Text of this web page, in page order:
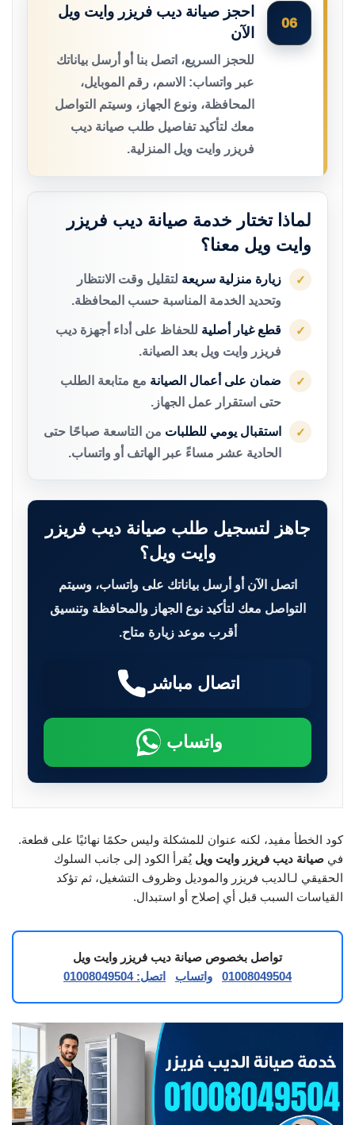
06
احجز صيانة ديب فريزر وايت ويل
الآن
للحجز السريع، اتصل بنا أو أرسل بياناتك
عبر واتساب: الاسم، رقم الموبايل،
المحافظة، ونوع الجهاز، وسيتم التواصل
معك لتأكيد تفاصيل طلب صيانة ديب
فريزر وايت ويل المنزلية.
لماذا تختار خدمة صيانة ديب فريزر
وايت ويل معنا؟
✓ زيارة منزلية سريعة لتقليل وقت الانتظار
وتحديد الخدمة المناسبة حسب المحافظة.
✓ قطع غيار أصلية للحفاظ على أداء أجهزة ديب
فريزر وايت ويل بعد الصيانة.
✓ ضمان على أعمال الصيانة مع متابعة الطلب
حتى استقرار عمل الجهاز.
✓ استقبال يومي للطلبات من التاسعة صباحًا حتى
الحادية عشر مساءً عبر الهاتف أو واتساب.
جاهز لتسجيل طلب صيانة ديب فريزر
وايت ويل؟
اتصل الآن أو أرسل بياناتك على واتساب، وسيتم
التواصل معك لتأكيد نوع الجهاز والمحافظة وتنسيق
أقرب موعد زيارة متاح.
اتصال مباشر
واتساب
كود الخطأ مفيد، لكنه عنوان للمشكلة وليس حكمًا نهائيًا على قطعة.
في صيانة ديب فريزر وايت ويل يُقرأ الكود إلى جانب السلوك
الحقيقي لـالديب فريزر والموديل وظروف التشغيل، ثم تؤكد
القياسات السبب قبل أي إصلاح أو استبدال.
تواصل بخصوص صيانة ديب فريزر وايت ويل
01008049504
واتساب اتصل: 01008049504